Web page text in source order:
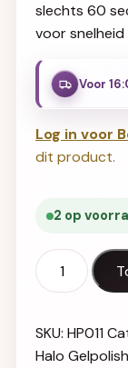
slechts 60
voor
Voor
Log in voor
dit product.
2 op
Halo Gel
SKU: HP011
Halo